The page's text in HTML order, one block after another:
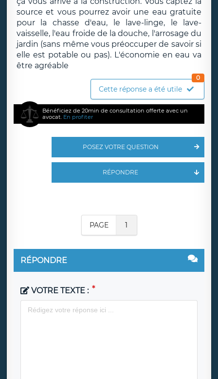
source et vous pourrez avoir une eau gratuite
pour la chasse d'eau, le lave-linge, le lave-
vaisselle, l'eau froide de la douche, l'arrosage du
jardin (sans même vous préoccuper de savoir si
elle est potable ou pas). L'économie en eau va
être agréable
Cette réponse a été utile
0
Bénéficiez de 20min de consultation offerte avec un
avocat. En profiter
POSEZ VOTRE QUESTION
RÉPONDRE
PAGE 1
RÉPONDRE
VOTRE TEXTE :